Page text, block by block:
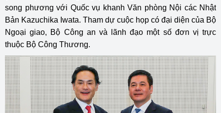
song phương với Quốc vụ khanh Văn phòng Nội các Nhật
Bản Kazuchika Iwata. Tham dự cuộc họp có đại diện của Bộ
Ngoại giao, Bộ Công an và lãnh đạo một số đơn vị trực
thuộc Bộ Công Thương.